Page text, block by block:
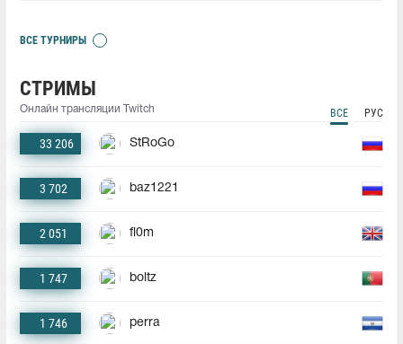
ВСЕ ТУРНИРЫ
СТРИМЫ
Онлайн трансляции Twitch ВСЕ РУС
33 206 StRoGo
3 702 baz1221
2 051 fl0m
1 747 boltz
1 746 perra